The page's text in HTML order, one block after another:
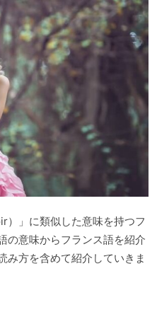
）」に類似した意味を持つフ
の意味からフランス語を紹介
み方を含めて紹介していきま